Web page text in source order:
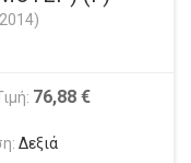
76,88 €
Δεξιά